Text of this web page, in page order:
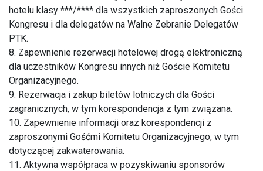
hotelu klasy ***/**** dla wszystkich zaproszonych Gości
Kongresu i dla delegatów na Walne Zebranie Delegatów
PTK.
8. Zapewnienie rezerwacji hotelowej drogą elektroniczną
dla uczestników Kongresu innych niż Goście Komitetu
Organizacyjnego.
9. Rezerwacja i zakup biletów lotniczych dla Gości
zagranicznych, w tym korespondencja z tym związana.
10. Zapewnienie informacji oraz korespondencji z
zaproszonymi Gośćmi Komitetu Organizacyjnego, w tym
dotyczącej zakwaterowania.
11. Aktywna współpraca w pozyskiwaniu sponsorów